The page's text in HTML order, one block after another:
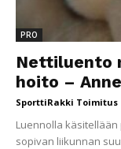
PRO
Nettiluento
hoito –
SporttiRakki Toimitus
Luennolla
sopivan liikunnan